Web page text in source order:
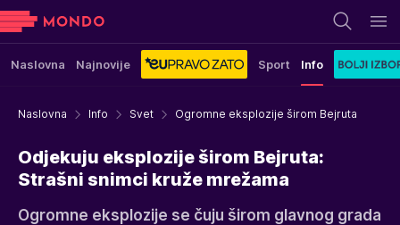
Naslovna Najnovije Sport Info
Naslovna Info Svet Ogromne eksplozije širom Bejruta
Odjekuju eksplozije širom Bejruta:
Strašni snimci kruže mrežama
Ogromne eksplozije se čuju širom glavnog grada